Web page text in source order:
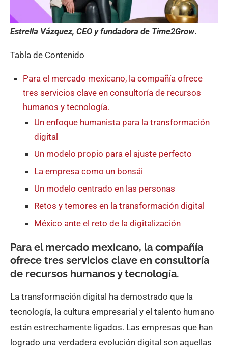
Estrella Vázquez, CEO y fundadora de Time2Grow.
Tabla de Contenido
Para el mercado mexicano, la compañía ofrece
tres servicios clave en consultoría de recursos
humanos y tecnología.
Un enfoque humanista para la transformación
digital
Un modelo propio para el ajuste perfecto
La empresa como un bonsái
Un modelo centrado en las personas
Retos y temores en la transformación digital
México ante el reto de la digitalización
Para el mercado mexicano, la compañía
ofrece tres servicios clave en consultoría
de recursos humanos y tecnología.
La transformación digital ha demostrado que la
tecnología, la cultura empresarial y el talento humano
están estrechamente ligados. Las empresas que han
logrado una verdadera evolución digital son aquellas